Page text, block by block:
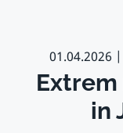
01.04.2026
in